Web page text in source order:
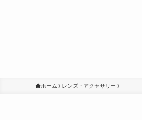
ホーム レンズ・アクセサリー